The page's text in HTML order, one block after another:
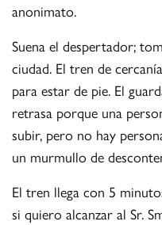
anonimato.
Suena el despertador;
ciudad. El tren de
para estar de pie. El
retrasa porque una
subir, pero no hay
un murmullo de
El tren llega con 5
si quiero alcanzar al Sr.